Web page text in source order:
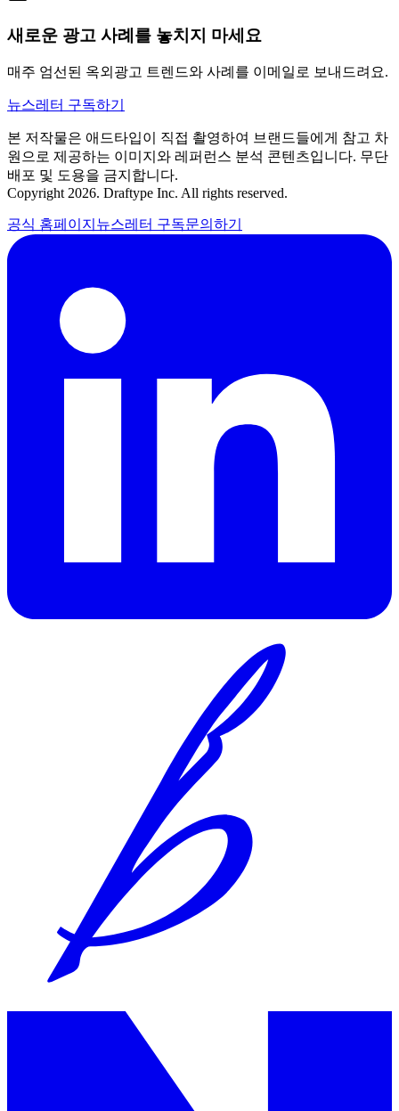
새로운 광고 사례를 놓치지 마세요
매주 엄선된 옥외광고 트렌드와 사례를 이메일로 보내드려요.
뉴스레터 구독하기
본 저작물은 애드타입이 직접 촬영하여 브랜드들에게 참고 차
원으로 제공하는 이미지와 레퍼런스 분석 콘텐츠입니다. 무단
배포 및 도용을 금지합니다.
Copyright 2026. Draftype Inc. All rights reserved.
공식 홈페이지 뉴스레터 구독문의하기